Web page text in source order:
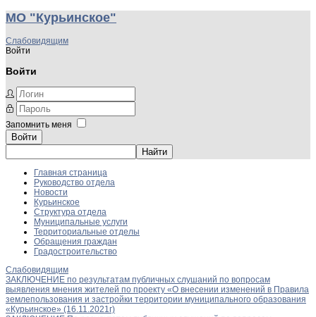
МО "Курьинское"
Слабовидящим
Войти
Войти
Запомнить меня
Войти
Главная страница
Руководство отдела
Новости
Курьинское
Структура отдела
Муниципальные услуги
Территориальные отделы
Обращения граждан
Градостроительство
Слабовидящим
ЗАКЛЮЧЕНИЕ по результатам публичных слушаний по вопросам
выявления мнения жителей по проекту «О внесении изменений в Правила
землепользования и застройки территории муниципального образования
«Курьинское» (16.11.2021г)